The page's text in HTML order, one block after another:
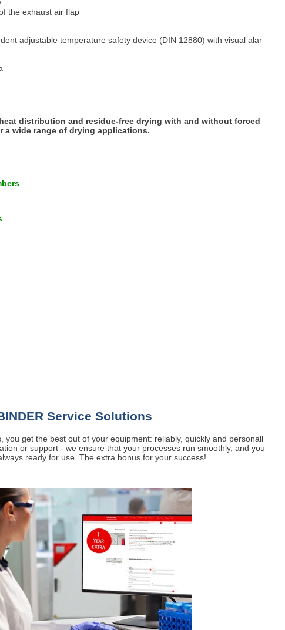
the exhaust air flap
adjustable temperature safety device (DIN 12880) with visual alar
distribution and residue-free drying with and without forced
a wide range of drying applications.
Service Solutions
you get the best out of your equipment: reliably, quickly and personall
or support - we ensure that your processes run smoothly, and you
ready for use. The extra bonus for your success!